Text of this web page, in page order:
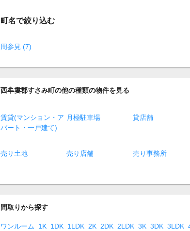
町名で絞り込む
周参見 (7)
西牟婁郡すさみ町の他の種類の物件を見る
賃貸(マンション・ア
パート・一戸建て)
月極駐車場 貸店舗
売り土地 売り店舗 売り事務所
間取りから探す
ワンルーム 1K 1DK 1LDK 2K 2DK 2LDK 3K 3DK 3LDK